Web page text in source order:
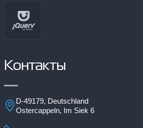
Контакты
D-49179, Deutschland
Ostercappeln, Im Siek 6